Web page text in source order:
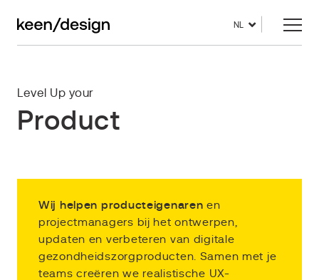
NL
Level Up your
Product
Wij helpen producteigenarenen
projectmanagers bij het ontwerpen,
updaten en verbeteren van digitale
gezondheidszorgproducten. Samen met je
teams creëren we realistische UX-